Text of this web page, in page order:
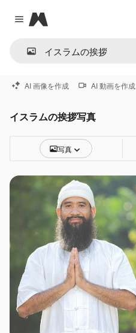
Close menu
Magnific
AI 画像を作成 AI 動画を作成
イスラムの挨拶写真
写真